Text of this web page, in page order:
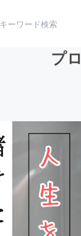
アート・写真
テクノロジー・ガジ
映像・映画
プ